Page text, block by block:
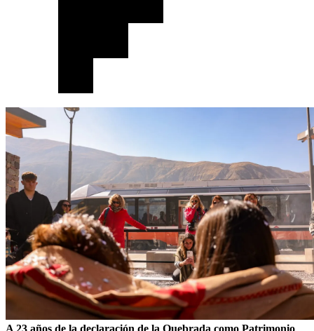
A 23 años de la declaración de la Quebrada como Patrimonio